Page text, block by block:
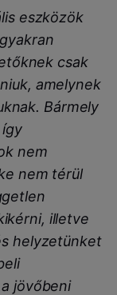
eszközök
csak
amelynek
Bármely
nem
nem térül
illetve
helyzetünket
jövőbeni